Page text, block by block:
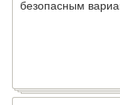
Создана